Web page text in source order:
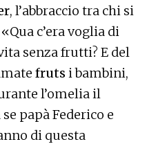
, l’abbraccio tra chi si
c’era voglia di
senza frutti? E del
fruts i bambini,
l’omelia il
papà Federico e
di questa